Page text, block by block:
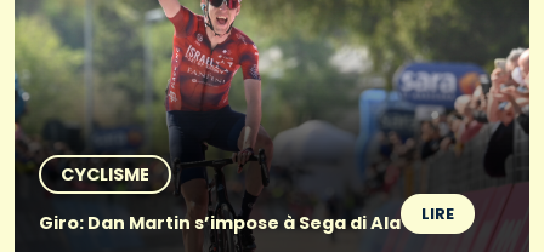
CYCLISME
Giro: Dan Martin s’impose à Sega di Ala
LIRE